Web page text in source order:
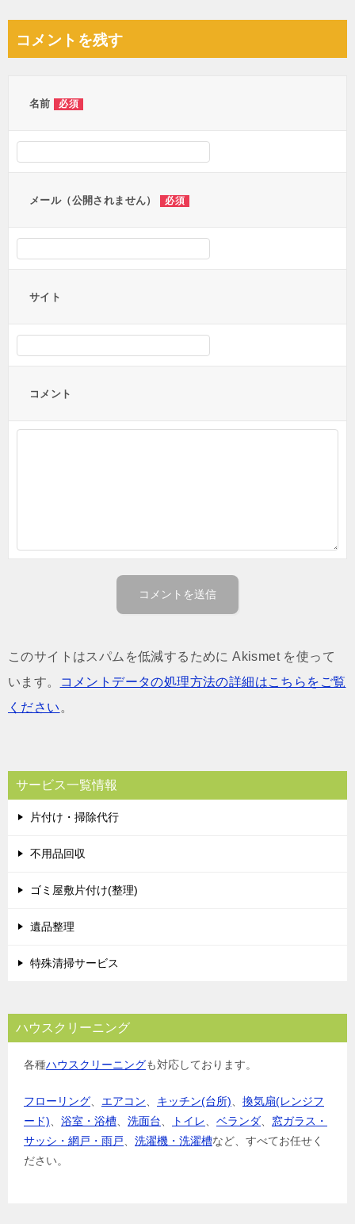
ビ
コメントを残す
名前 必須
メール（公開されません） 必須
サイト
コメント
このサイトはスパムを低減するために Akismet を使って
います。
コメントデータの処理方法の詳細はこちらをご覧
ください 。
サービス一覧情報
片付け・掃除代行
不用品回収
ゴミ屋敷片付け(整理)
遺品整理
特殊清掃サービス
ハウスクリーニング
各種ハウスクリーニングも対応しております。
フローリング エアコン キッチン(台所)
換気扇(レンジフ
ード)
浴室・浴槽 洗面台 トイレ ベランダ
窓ガラス・
サッシ・網戸・雨戸
洗濯機・洗濯槽など、すべてお任せく
ださい。